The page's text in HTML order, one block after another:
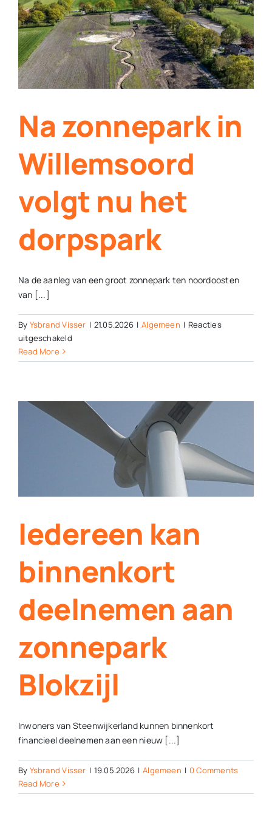
Contact
Plaats je eigen nieuws
Na zonnepark in
Willemsoord
volgt nu het
dorpspark
Na de aanleg van een groot zonnepark ten noordoosten
van [...]
By Ysbrand Visser | 21.05.2026 | Algemeen | Reacties
uitgeschakeldvoor
zonnepark
volgt
het
dorpspark
Read More
Iedereen kan
binnenkort
deelnemen aan
zonnepark
Blokzijl
Inwoners van Steenwijkerland kunnen binnenkort
financieel deelnemen aan een nieuw [...]
By Ysbrand Visser | 19.05.2026 | Algemeen | 0 Comments
Read More